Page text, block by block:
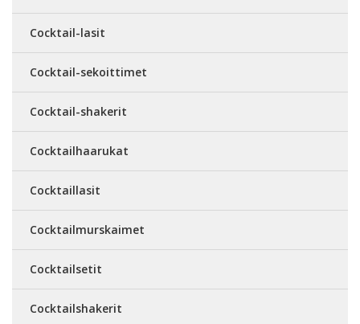
Cocktail-lasit
Cocktail-sekoittimet
Cocktail-shakerit
Cocktailhaarukat
Cocktaillasit
Cocktailmurskaimet
Cocktailsetit
Cocktailshakerit